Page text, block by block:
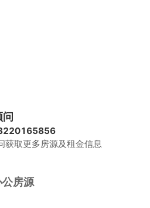
获取更多房源及租金信息
房源